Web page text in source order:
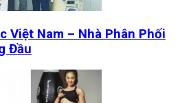
Việt Nam – Nhà Phân Phối
Đầu